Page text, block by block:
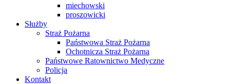
miechowski
proszowicki
Służby
Straż Pożarna
Państwowa Straż Pożarna
Ochotnicza Straż Pożarna
Państwowe Ratownictwo Medyczne
Policja
Kontakt